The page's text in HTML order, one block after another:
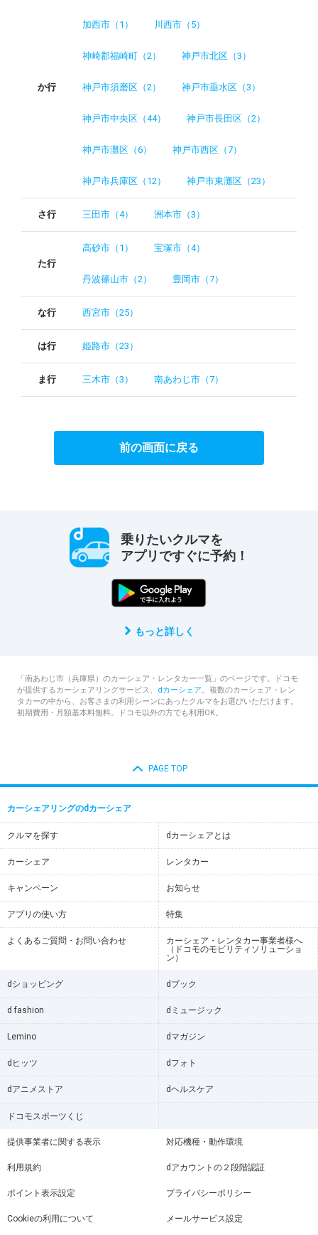
か行
加西市（1） 川西市（5）
神崎郡福崎町（2） 神戸市北区（3）
神戸市須磨区（2） 神戸市垂水区（3）
神戸市中央区（44） 神戸市長田区（2）
神戸市灘区（6） 神戸市西区（7）
神戸市兵庫区（12） 神戸市東灘区（23）
さ行 三田市（4） 洲本市（3）
た行
高砂市（1） 宝塚市（4）
丹波篠山市（2） 豊岡市（7）
な行 西宮市（25）
は行 姫路市（23）
ま行 三木市（3） 南あわじ市（7）
前の画面に戻る
乗りたいクルマを
アプリですぐに予約！
もっと詳しく
「南あわじ市（兵庫県）のカーシェア・レンタカー一覧」のページです。ドコモ
が提供するカーシェアリングサービス、 dカーシェア。複数のカーシェア・レン
タカーの中から、お客さまの利用シーンにあったクルマをお選びいただけます。
初期費用・月額基本料無料。ドコモ以外の方でも利用OK。
PAGE TOP
カーシェアリングのdカーシェア
クルマを探す dカーシェアとは
カーシェア レンタカー
キャンペーン お知らせ
アプリの使い方 特集
よくあるご質問・お問い合わせ
カーシェア・レンタカー事業者様へ
（ドコモのモビリティソリューショ
ン）
dショッピング dブック
d fashion dミュージック
Lemino dマガジン
dヒッツ dフォト
dアニメストア dヘルスケア
ドコモスポーツくじ
提供事業者に関する表示 対応機種・動作環境
利用規約 dアカウントの２段階認証
ポイント表示設定 プライバシーポリシー
Cookieの利用について メールサービス設定